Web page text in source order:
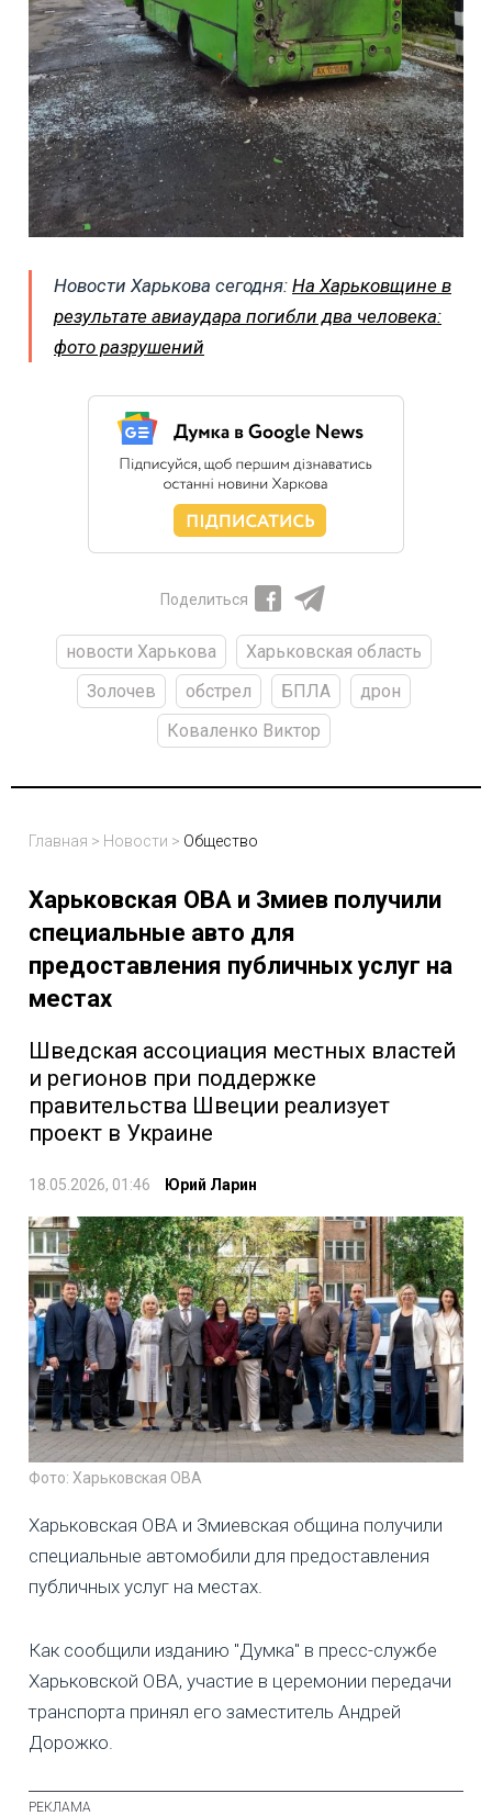
Новости Харькова сегодня: На Харьковщине в
результате авиаудара погибли два человека:
фото разрушений
Поделиться
новости Харькова
Харьковская область
Золочев
обстрел БПЛА
дрон
Коваленко Виктор
Главная > Новости > Общество
Харьковская ОВА и Змиев получили
специальные авто для
предоставления публичных услуг на
местах
Шведская ассоциация местных властей
и регионов при поддержке
правительства Швеции реализует
проект в Украине
18.05.2026, 01:46 Юрий Ларин
Фото: Харьковская ОВА
Харьковская ОВА и Змиевская община получили
специальные автомобили для предоставления
публичных услуг на местах.
Как сообщили изданию "Думка" в пресс-службе
Харьковской ОВА, участие в церемонии передачи
транспорта принял его заместитель Андрей
Дорожко.